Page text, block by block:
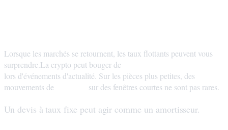
Lorsque les marchés se retournent, les taux flottants peuvent vous
surprendre.La crypto peut bouger de
lors d'événements d'actualité. Sur les pièces plus petites, des
mouvements de
sur des fenêtres courtes ne sont pas rares.
Un devis à taux fixe peut agir comme un amortisseur.